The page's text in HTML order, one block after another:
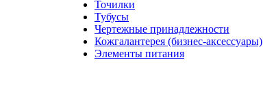
Точилки
Тубусы
Чертежные принадлежности
Кожгалантерея (бизнес-аксессуары)
Элементы питания